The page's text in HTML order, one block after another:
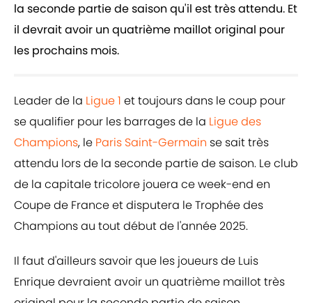
la seconde partie de saison qu'il est très attendu. Et
il devrait avoir un quatrième maillot original pour
les prochains mois.
Leader de la Ligue 1 et toujours dans le coup pour
se qualifier pour les barrages de la Ligue des
Champions, le Paris Saint-Germain se sait très
attendu lors de la seconde partie de saison. Le club
de la capitale tricolore jouera ce week-end en
Coupe de France et disputera le Trophée des
Champions au tout début de l'année 2025.
Il faut d'ailleurs savoir que les joueurs de Luis
Enrique devraient avoir un quatrième maillot très